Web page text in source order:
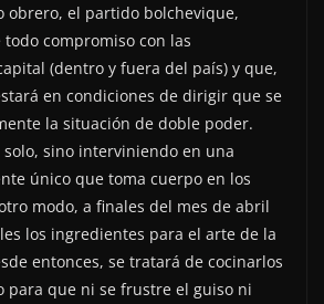
obrero, el partido bolchevique,
compromiso con las
(dentro y fuera del país) y que,
en condiciones de dirigir que se
la situación de doble poder.
sino interviniendo en una
único que toma cuerpo en los
modo, a finales del mes de abril
los ingredientes para el arte de la
entonces, se tratará de cocinarlos
para que ni se frustre el guiso ni